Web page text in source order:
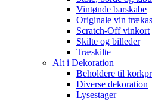
Vintønde barskabe
Originale vin
Scratch-Off vinkort
Skilte og billeder
Træskilte
Alt i Dekoration
Beholdere til
Diverse dekoration
Lysestager